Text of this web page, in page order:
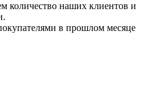
количество наших клиентов и
в прошлом месяце